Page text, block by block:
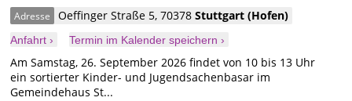
Adresse Oeffinger Straße 5,70378Stuttgart(Hofen)
Anfahrt › Termin im Kalender speichern ›
Am Samstag, 26. September 2026 findet von 10 bis 13 Uhr
ein sortierter Kinder- und Jugendsachenbasar im
Gemeindehaus St...